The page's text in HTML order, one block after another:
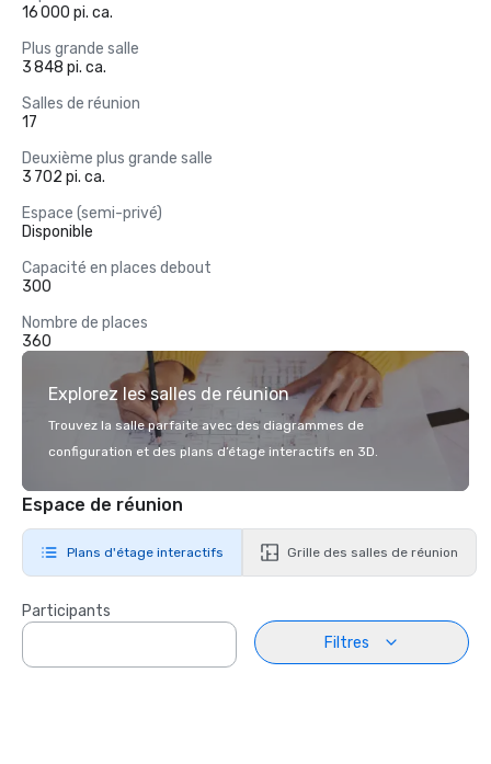
16 000 pi. ca.
Plus grande salle
3 848 pi. ca.
Salles de réunion
17
Deuxième plus grande salle
3 702 pi. ca.
Espace (semi-privé)
Disponible
Capacité en places debout
300
Nombre de places
360
Explorez les salles de réunion
Trouvez la salle parfaite avec des diagrammes de
configuration et des plans d’étage interactifs en 3D.
Espace de réunion
Plans d'étage interactifs Grille des salles de réunion
Participants
Filtres